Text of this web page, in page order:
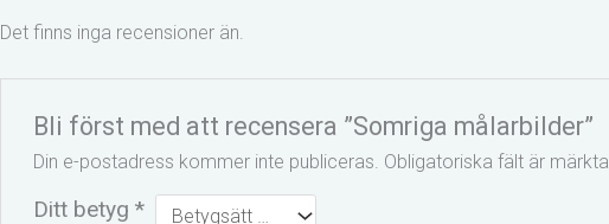
Det finns inga recensioner än.
Bli först med att recensera ”Somriga målarbilder”
Din e-postadress kommer inte publiceras. Obligatoriska fält är märkta
Ditt betyg *